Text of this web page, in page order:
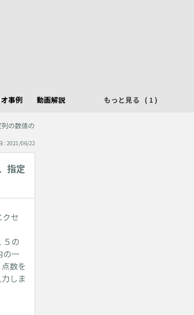
事例 動画解説 もっと見る
数値の大きい順に、行の一部を並べ替え、順位もつけたい
: 2021/06/22
指定
セ
５の
の一
数を
しま